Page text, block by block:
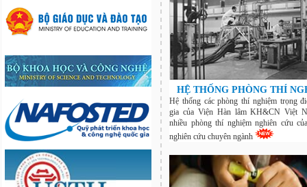
HỆ THỐNG PHÒNG THÍ
Hệ thống các phòng thí nghiệm trọng
gia của Viện Hàn lâm KH&CN Việt
nhiều phòng thí nghiệm nghiên cứu
nghiên cứu chuyên ngành